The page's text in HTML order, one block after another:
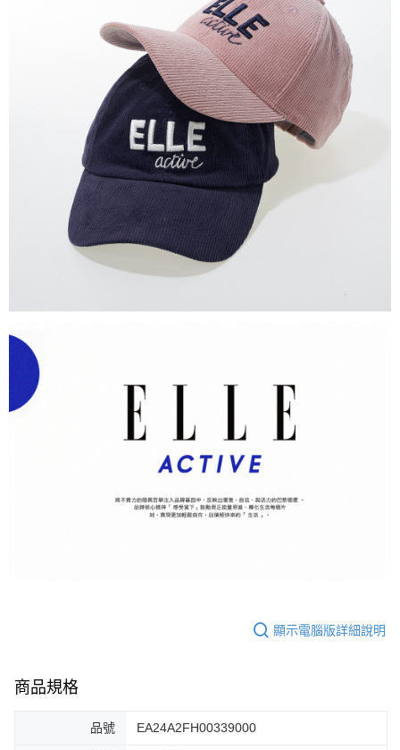
顯示電腦版詳細說明
商品規格
品號 EA24A2FH00339000